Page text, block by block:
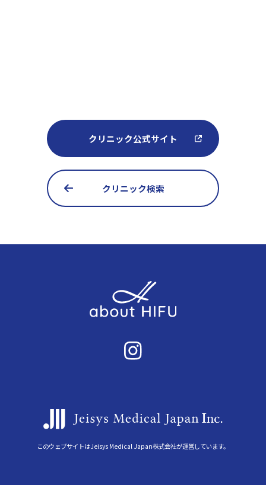
クリニック公式サイト
クリニック検索
このウェブサイトはJeisys Medical Japan株式会社が運営しています。